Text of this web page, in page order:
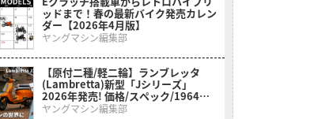
ッドまで！春の最新バイク発売カレン
ダー【2026年4月版】
ヤングマシン編集部
【原付二種/軽二輪】ランブレッタ
(Lambretta)新型「Jシリーズ」
2026年発売! 価格/スペック/1964年
モデルとの違いを徹底解説
ヤングマシン編集部